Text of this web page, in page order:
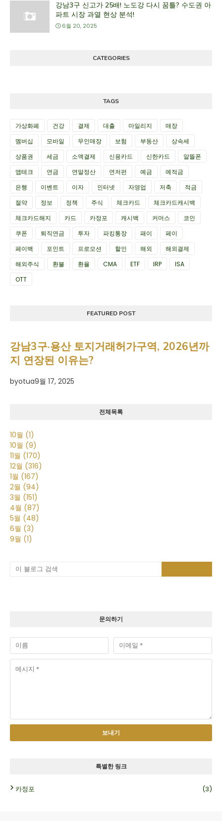
강남3구 신고가 25배! 노도강 다시 꿈틀? 수도권 아
파트 시장 과열 현상 분석!
6월 20, 2025
CATEGORIES
TAGS
가상화폐 건강 결제 대출 마일리지
매장
멤버십
모바일 무인매장 보험 부동산
상속세
상품권
세금 소액결제 신용카드 신한카드
알뜰폰
앱테크
연금 연말정산 연저펀 예금
예적금
은행
이벤트 이자 인터넷 자영업 저축
적금
절약
정보 정책 주식 체크카드
체크카드캐시백
체크카드해지
카드 카정포 캐시백 커머스
코인
쿠폰
퇴직연금 투자 파킹통장 패이
페이
페이백
포인트 프로모션 할인 해외
해외결제
해외주식
환불 환율 CMA ETF IRP
ISA
OTT
FEATURED POST
강남3구·용산 토지거래허가구역, 2026년까
지 연장된 이유는?
byotua9월 17, 2025
전체목록
10월 (1)
10월 (9)
11월 (170)
12월 (316)
1월 (167)
2월 (94)
3월 (151)
4월 (87)
5월 (48)
6월 (3)
9월 (1)
문의하기
특별한 링크
카정포 (3)